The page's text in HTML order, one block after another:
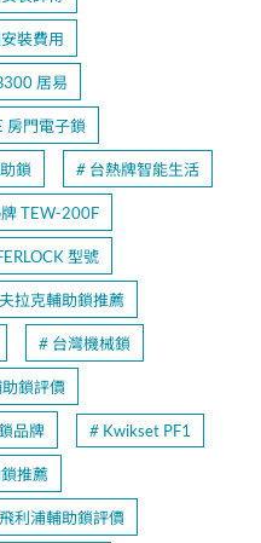
裝費用
居易
房門電子鎖
鎖 台熱牌智能生活
TEW-200F
型號
拉克輔助鎖推薦
台灣機械鎖
鎖評價
品牌 Kwikset PF1
推薦
飛利浦輔助鎖評價